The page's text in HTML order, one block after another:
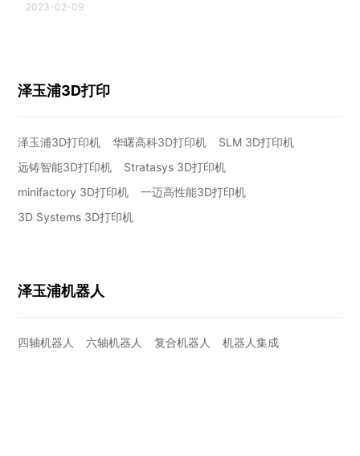
2023-02-09
泽玉浦3D打印
泽玉浦3D打印机 华曙高科3D打印机
SLM 3D打印机
远铸智能3D打印机
Stratasys 3D打印机
minifactory 3D打印机
一迈高性能3D打印机
3D Systems 3D打印机
泽玉浦机器人
四轴机器人 六轴机器人 复合机器人 机器人集成